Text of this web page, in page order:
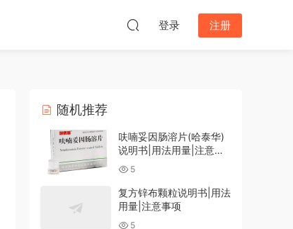
登录 注册
随机推荐
呋喃妥因肠溶片(哈泰华)
说明书|用法用量|注意事
项 5
复方锌布颗粒说明书|用法
用量|注意事项
5